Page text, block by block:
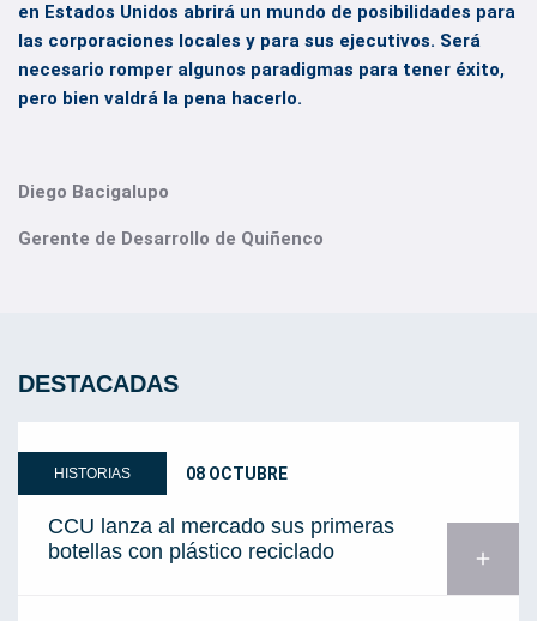
en Estados Unidos abrirá un mundo de posibilidades para
las corporaciones locales y para sus ejecutivos. Será
necesario romper algunos paradigmas para tener éxito,
pero bien valdrá la pena hacerlo.
Diego Bacigalupo
Gerente de Desarrollo de Quiñenco
DESTACADAS
HISTORIAS 08 OCTUBRE
CCU lanza al mercado sus primeras
botellas con plástico reciclado
add